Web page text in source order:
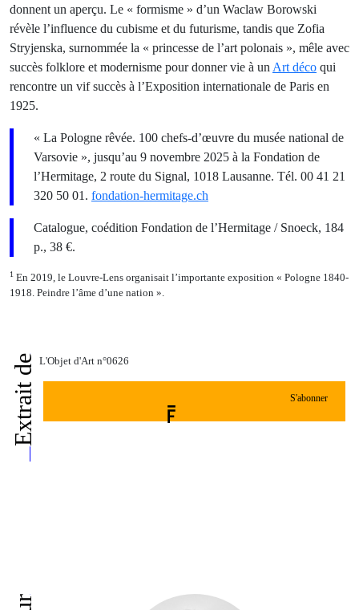
donnent un aperçu. Le « formisme » d’un Waclaw Borowski
révèle l’influence du cubisme et du futurisme, tandis que ­Zofia
Stryjenska, surnommée la « princesse de l’art polonais », mêle avec
succès folklore et modernisme pour donner vie à un Art déco qui
rencontre un vif succès à l’Exposition internationale de Paris en
1925.
« La Pologne rêvée. 100 chefs-d’œuvre du musée national de
Varsovie », jusqu’au 9 novembre 2025 à la Fondation de
l’Hermitage, 2 route du Signal, 1018 Lausanne. Tél. 00 41 21
320 50 01. fondation-hermitage.ch
Catalogue, coédition Fondation de l’Hermitage / Snoeck, 184
p., 38 €.
1 En 2019, le Louvre-Lens organisait l’importante exposition ­­« Pologne 1840-
1918. Peindre l’âme d’une nation ».
Extrait de L'Objet d'Art n°0626
S'abonner